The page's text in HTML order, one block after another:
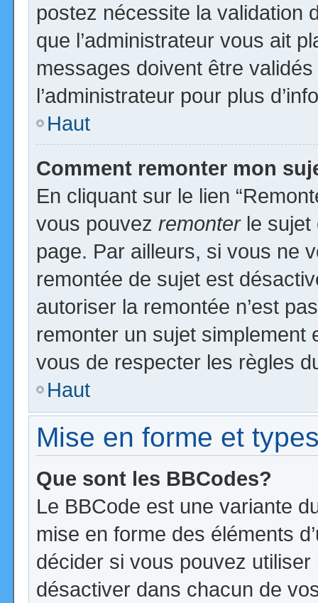
postez nécessite la validation
que l’administrateur vous ait
messages doivent être
l’administrateur pour plus
Haut
Comment remonter mon
En cliquant sur le lien
vous pouvez remonterle sujet
page. Par ailleurs, si vous ne
remontée de sujet est
autoriser la remontée n’est
remonter un sujet
vous de respecter les règles
Haut
Mise en forme et
Que sont les BBCodes?
Le BBCode est une variante
mise en forme des éléments
décider si vous pouvez
désactiver dans chacun de